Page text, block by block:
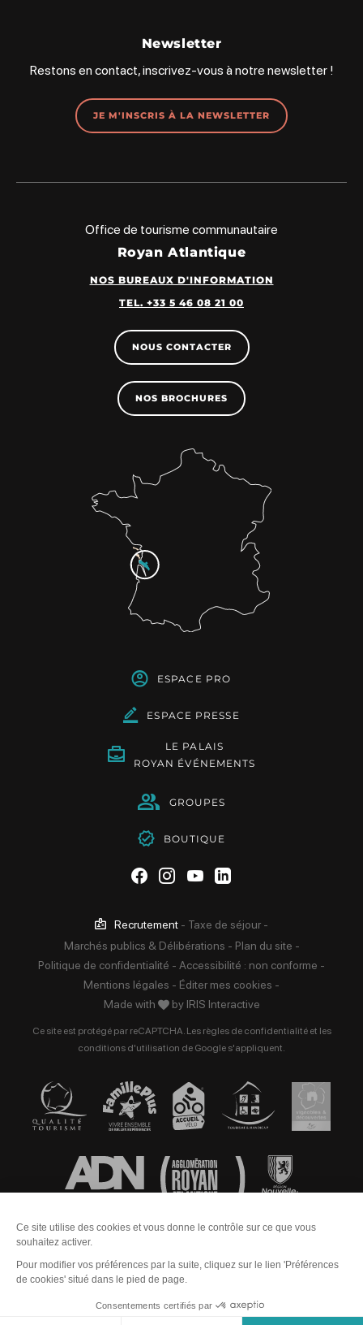
Newsletter
Restons en contact, inscrivez-vous à notre newsletter !
JE M'INSCRIS À LA NEWSLETTER
Office de tourisme communautaire
Royan Atlantique
NOS BUREAUX D'INFORMATION
TEL. +33 5 46 08 21 00
NOUS CONTACTER
NOS BROCHURES
ESPACE PRO
ESPACE PRESSE
LE PALAIS
ROYAN ÉVÉNEMENTS
GROUPES
BOUTIQUE
Suivez-nous sur Facebook
Suivez-nous sur
Suivez-nous sur
Suivez-nous sur
Recrutement - Taxe de séjour -
Marchés publics & Délibérations - Plan du site -
Politique de confidentialité - Accessibilité : non conforme -
Mentions légales - Éditer mes cookies -
Made with
by IRIS Interactive
Ce site est protégé par reCAPTCHA. Les règles de confidentialitéet les
conditions d'utilisation de Google s'appliquent.